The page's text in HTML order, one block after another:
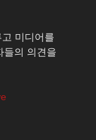
미디어를
들의 의견을